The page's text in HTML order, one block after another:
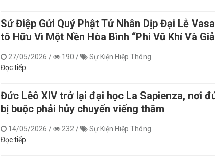
Sứ Điệp Gửi Quý Phật Tử Nhân Dịp Đại Lễ
tô Hữu Vì Một Nền Hòa Bình “Phi Vũ Khí Và
27/05/2026 / 190 /
Sự Kiện Hiệp Thông
Đọc tiếp
Đức Lêô XIV trở lại đại học La Sapienza, nơi
bị buộc phải hủy chuyến viếng thăm
14/05/2026 / 232 /
Sự Kiện Hiệp Thông
Đọc tiếp